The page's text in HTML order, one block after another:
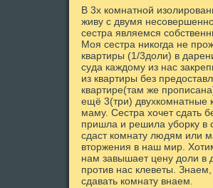
В 3х комнатной
живу с двумя
сестра являемся
Моя сестра никогда не
квартиры (1/3доли) в
суда каждому из нас
из квартиры без
квартире(там же
ещё 3(три) двухкомнатные
маму. Сестра хочет сдать
пришла и решила уборку в
сдаст комнату людям или
вторжения в наш мир.
нам завышает цену доли в
против нас клеветы.
сдавать комнату внаем.